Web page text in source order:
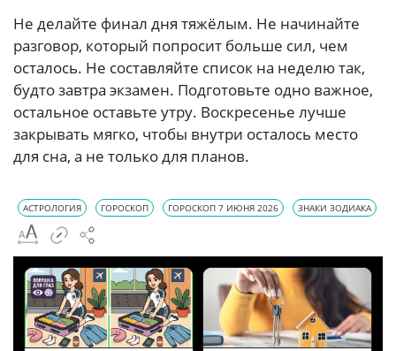
Не делайте финал дня тяжёлым. Не начинайте
разговор, который попросит больше сил, чем
осталось. Не составляйте список на неделю так,
будто завтра экзамен. Подготовьте одно важное,
остальное оставьте утру. Воскресенье лучше
закрывать мягко, чтобы внутри осталось место
для сна, а не только для планов.
АСТРОЛОГИЯ ГОРОСКОП ГОРОСКОП 7 ИЮНЯ 2026 ЗНАКИ ЗОДИАКА